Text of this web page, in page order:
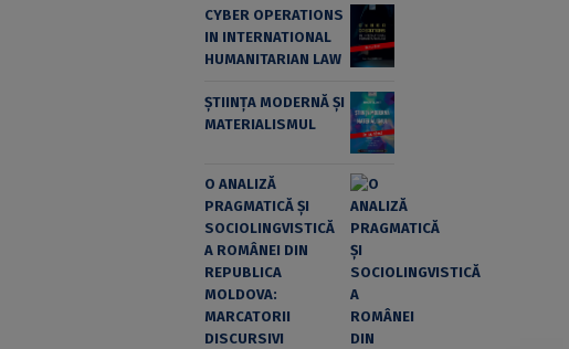
CYBER OPERATIONS
IN INTERNATIONAL
HUMANITARIAN LAW
ȘTIINȚA MODERNĂ ȘI
MATERIALISMUL
O ANALIZĂ
PRAGMATICĂ ȘI
SOCIOLINGVISTICĂ
A ROMÂNEI DIN
REPUBLICA
MOLDOVA:
MARCATORII
DISCURSIVI